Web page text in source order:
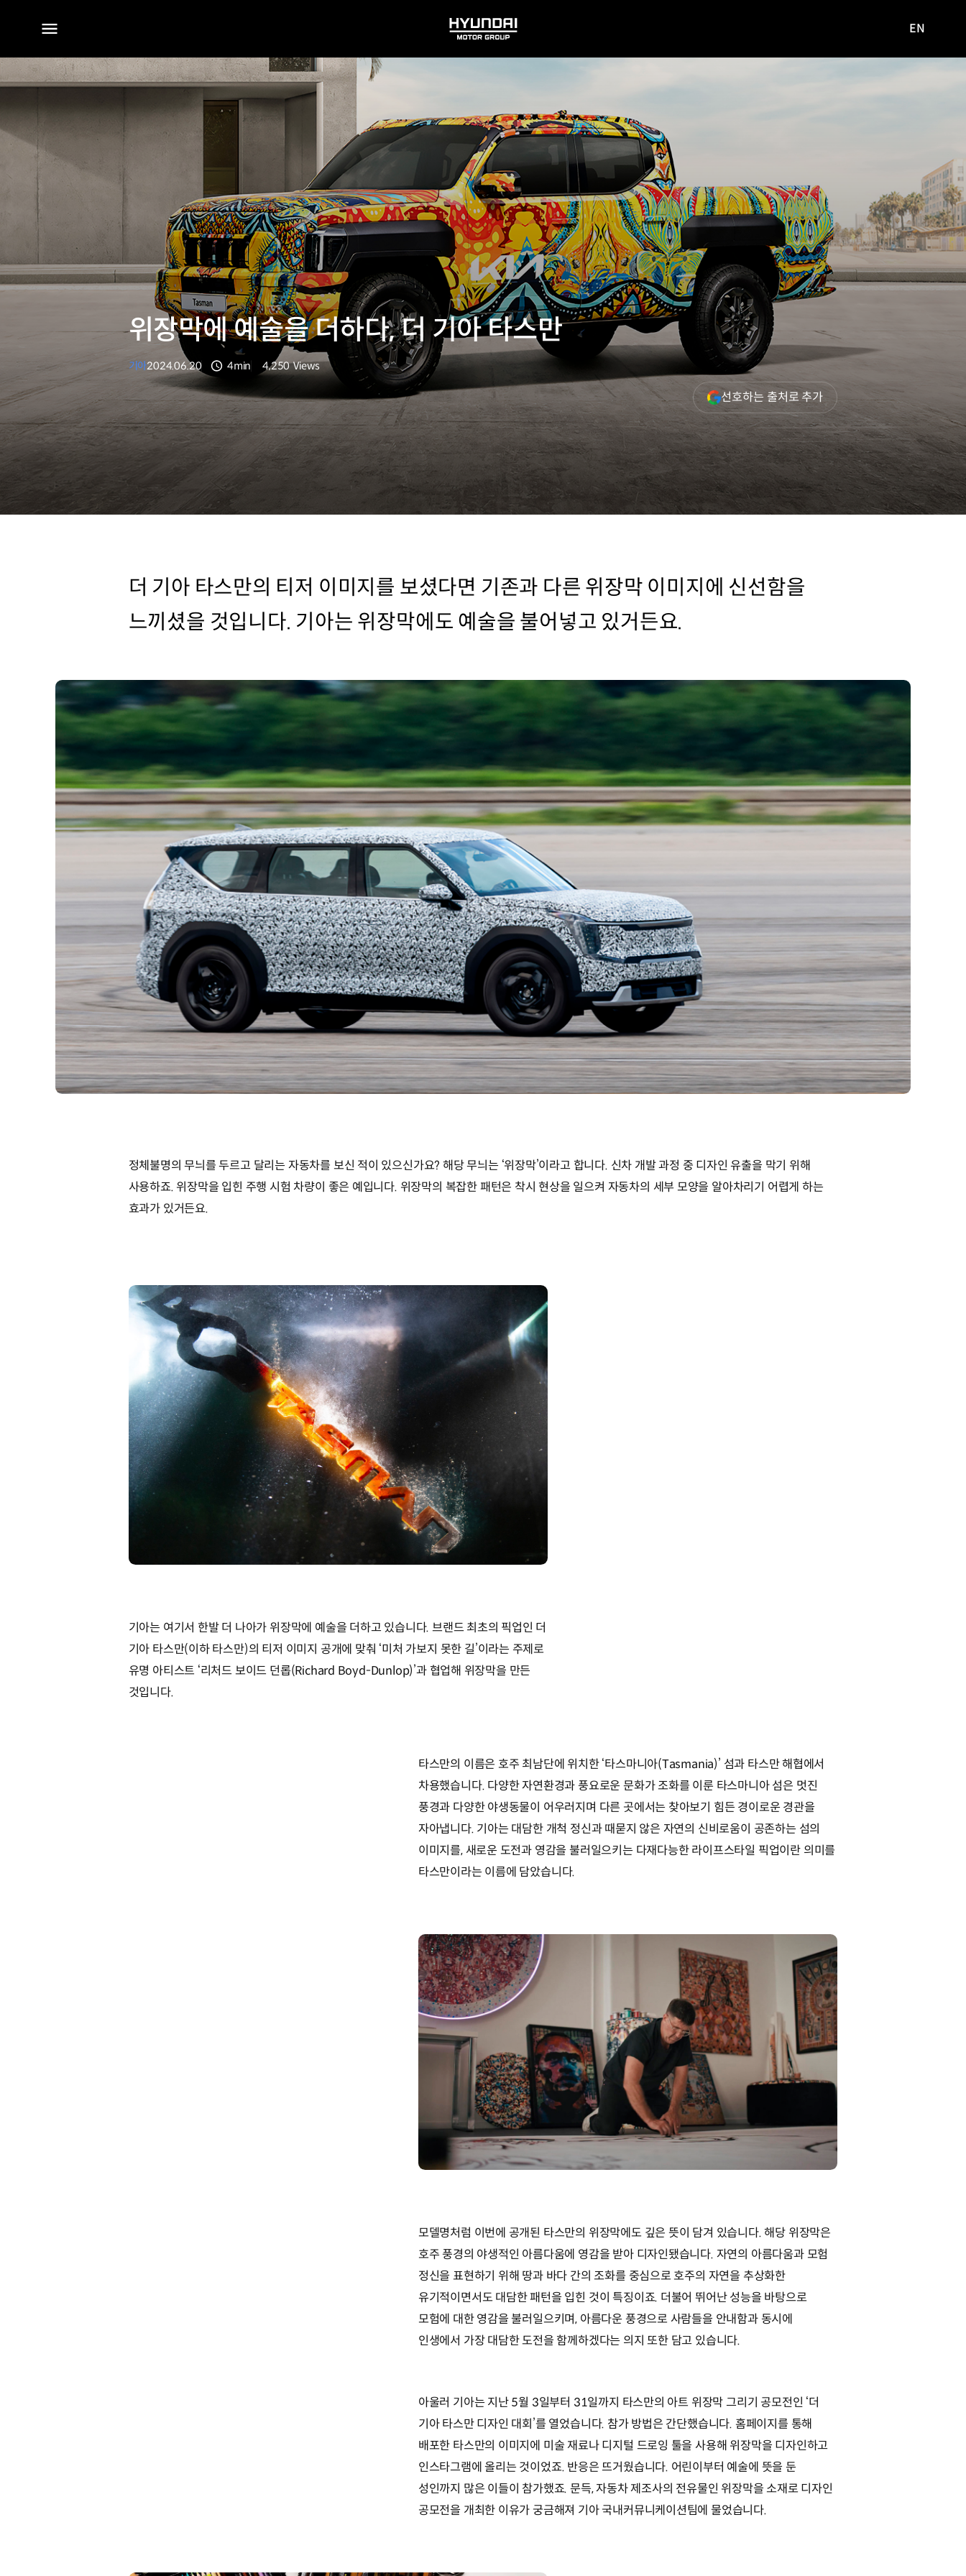
전체
메뉴
HYUNDAI
MOTOR
사이트로
EN
위장막에 예술을 더하다, 더 기아 타스만
기아2024.06.20 4min
조회수
4,250 Views
선호하는 출처로 추가(새
창
열림)
더 기아 타스만의 티저 이미지를 보셨다면 기존과 다른 위장막 이미지에 신선함을
느끼셨을 것입니다. 기아는 위장막에도 예술을 불어넣고 있거든요.
정체불명의 무늬를 두르고 달리는 자동차를 보신 적이 있으신가요? 해당 무늬는 ‘위장막’이라고 합니다. 신차 개발 과정 중 디자인 유출을 막기 위해
사용하죠. 위장막을 입힌 주행 시험 차량이 좋은 예입니다. 위장막의 복잡한 패턴은 착시 현상을 일으켜 자동차의 세부 모양을 알아차리기 어렵게 하는
효과가 있거든요.
기아는 여기서 한발 더 나아가 위장막에 예술을 더하고 있습니다. 브랜드 최초의 픽업인 더
기아 타스만(이하 타스만)의 티저 이미지 공개에 맞춰 ‘미처 가보지 못한 길’이라는 주제로
유명 아티스트 ‘리처드 보이드 던롭(Richard Boyd-Dunlop)’과 협업해 위장막을 만든
것입니다.
타스만의 이름은 호주 최남단에 위치한 ‘타스마니아(Tasmania)’ 섬과 타스만 해협에서
차용했습니다. 다양한 자연환경과 풍요로운 문화가 조화를 이룬 타스마니아 섬은 멋진
풍경과 다양한 야생동물이 어우러지며 다른 곳에서는 찾아보기 힘든 경이로운 경관을
자아냅니다. 기아는 대담한 개척 정신과 때묻지 않은 자연의 신비로움이 공존하는 섬의
이미지를, 새로운 도전과 영감을 불러일으키는 다재다능한 라이프스타일 픽업이란 의미를
타스만이라는 이름에 담았습니다.
모델명처럼 이번에 공개된 타스만의 위장막에도 깊은 뜻이 담겨 있습니다. 해당 위장막은
호주 풍경의 야생적인 아름다움에 영감을 받아 디자인됐습니다. 자연의 아름다움과 모험
정신을 표현하기 위해 땅과 바다 간의 조화를 중심으로 호주의 자연을 추상화한
유기적이면서도 대담한 패턴을 입힌 것이 특징이죠. 더불어 뛰어난 성능을 바탕으로
모험에 대한 영감을 불러일으키며, 아름다운 풍경으로 사람들을 안내함과 동시에
인생에서 가장 대담한 도전을 함께하겠다는 의지 또한 담고 있습니다.
아울러 기아는 지난 5월 3일부터 31일까지 타스만의 아트 위장막 그리기 공모전인 ‘더
기아 타스만 디자인 대회’를 열었습니다. 참가 방법은 간단했습니다. 홈페이지를 통해
배포한 타스만의 이미지에 미술 재료나 디지털 드로잉 툴을 사용해 위장막을 디자인하고
인스타그램에 올리는 것이었죠. 반응은 뜨거웠습니다. 어린이부터 예술에 뜻을 둔
성인까지 많은 이들이 참가했죠. 문득, 자동차 제조사의 전유물인 위장막을 소재로 디자인
공모전을 개최한 이유가 궁금해져 기아 국내커뮤니케이션팀에 물었습니다.